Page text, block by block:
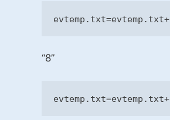
evtemp.txt=evtemp.txt+
“8”
evtemp.txt=evtemp.txt+